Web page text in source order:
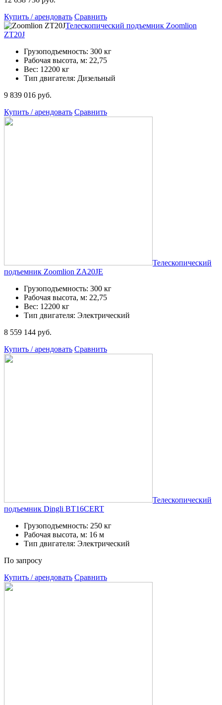
Купить / арендовать Сравнить
Телескопический подъемник Zoomlion
ZT20J
Грузоподъемность: 300 кг
Рабочая высота, м: 22,75
Вес: 12200 кг
Тип двигателя: Дизельный
9 839 016 руб.
Купить / арендовать Сравнить
Телескопический
подъемник Zoomlion ZA20JE
Грузоподъемность: 300 кг
Рабочая высота, м: 22,75
Вес: 12200 кг
Тип двигателя: Электрический
8 559 144 руб.
Купить / арендовать Сравнить
Телескопический
подъемник Dingli BT16CERT
Грузоподъемность: 250 кг
Рабочая высота, м: 16 м
Тип двигателя: Электрический
По запросу
Купить / арендовать Сравнить